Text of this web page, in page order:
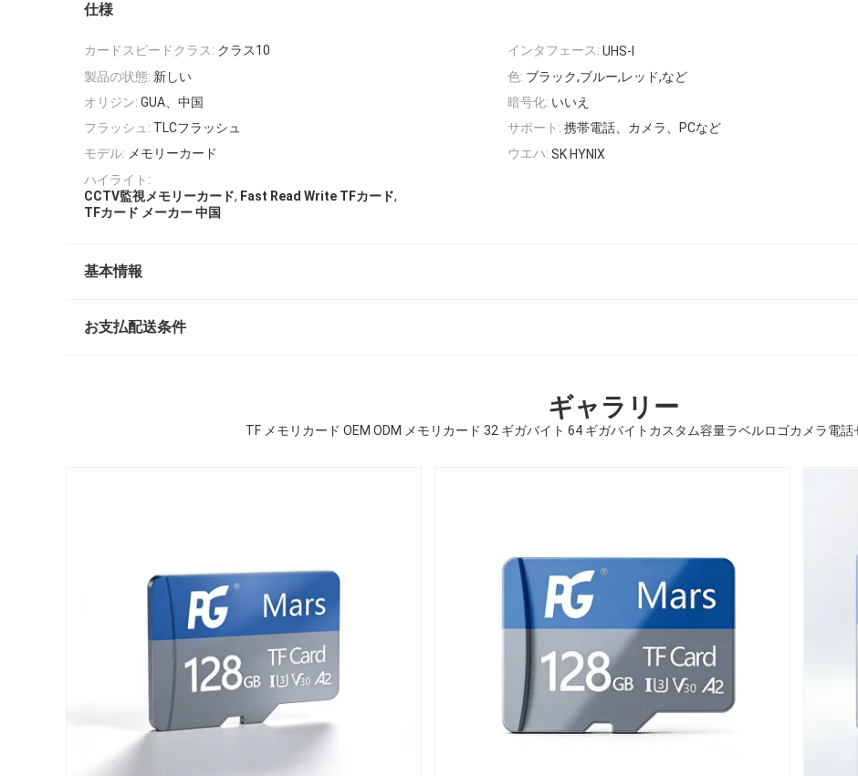
仕様
カードスピードクラス: クラス10 インタフェース: UHS-I
製品の状態: 新しい 色: ブラック,ブルー,レッド,など
オリジン: GUA、中国 暗号化: いいえ
フラッシュ: TLCフラッシュ サポート: 携帯電話、カメラ、PCなど
モデル: メモリーカード ウエハ: SK HYNIX
ハイライト:
CCTV監視メモリーカード, Fast Read Write TFカード,
TFカード メーカー 中国
基本情報
お支払配送条件
ギャラリー
TF メモリカード OEM ODM メモリカード 32 ギガバイト 64 ギガバイトカスタム容量ラベルロゴカメラ電